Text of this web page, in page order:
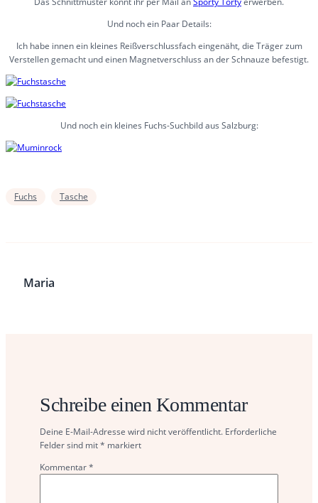
Und noch ein Paar Details:
Ich habe innen ein kleines Reißverschlussfach eingenäht, die Träger zum
Verstellen gemacht und einen Magnetverschluss an der Schnauze befestigt.
Und noch ein kleines Fuchs-Suchbild aus Salzburg:
Fuchs Tasche
Maria
Schreibe einen Kommentar
Deine E-Mail-Adresse wird nicht veröffentlicht. Erforderliche
Felder sind mit* markiert
Kommentar*